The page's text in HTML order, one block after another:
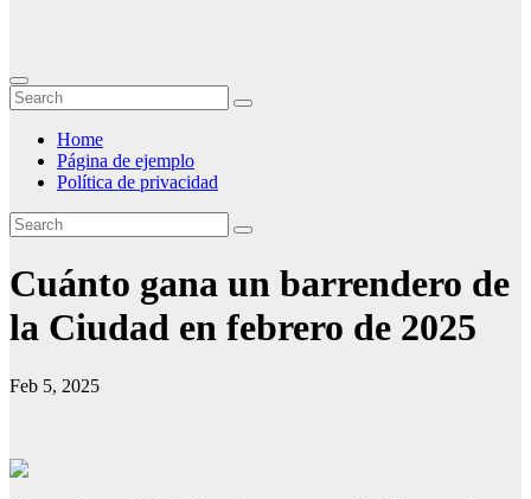
Home
Página de ejemplo
Política de privacidad
Cuánto gana un barrendero de
la Ciudad en febrero de 2025
Feb 5, 2025